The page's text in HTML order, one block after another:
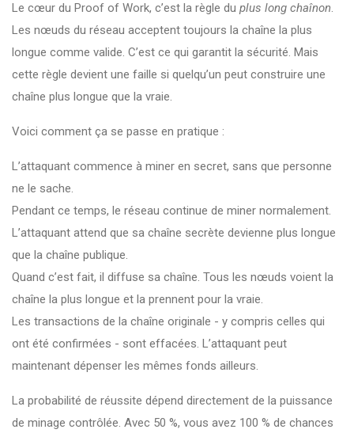
Le cœur du Proof of Work, c’est la règle du plus long chaînon.
Les nœuds du réseau acceptent toujours la chaîne la plus
longue comme valide. C’est ce qui garantit la sécurité. Mais
cette règle devient une faille si quelqu’un peut construire une
chaîne plus longue que la vraie.
Voici comment ça se passe en pratique :
L’attaquant commence à miner en secret, sans que personne
ne le sache.
Pendant ce temps, le réseau continue de miner normalement.
L’attaquant attend que sa chaîne secrète devienne plus longue
que la chaîne publique.
Quand c’est fait, il diffuse sa chaîne. Tous les nœuds voient la
chaîne la plus longue et la prennent pour la vraie.
Les transactions de la chaîne originale - y compris celles qui
ont été confirmées - sont effacées. L’attaquant peut
maintenant dépenser les mêmes fonds ailleurs.
La probabilité de réussite dépend directement de la puissance
de minage contrôlée. Avec 50 %, vous avez 100 % de chances